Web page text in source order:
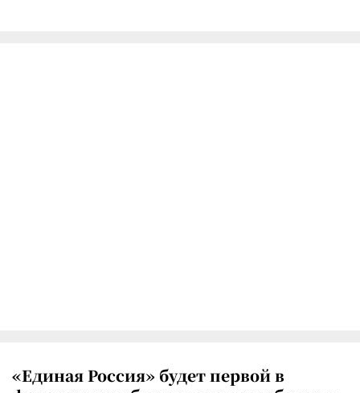
«Единая Россия» будет первой в